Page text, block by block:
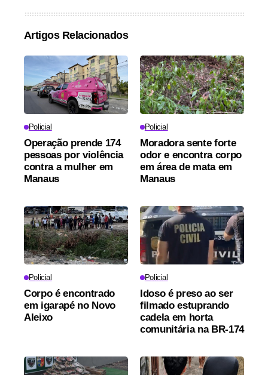
Artigos Relacionados
Policial
Operação prende 174
pessoas por violência
contra a mulher em
Manaus
Policial
Moradora sente forte
odor e encontra corpo
em área de mata em
Manaus
Policial
Corpo é encontrado
em igarapé no Novo
Aleixo
Policial
Idoso é preso ao ser
filmado estuprando
cadela em horta
comunitária na BR-174